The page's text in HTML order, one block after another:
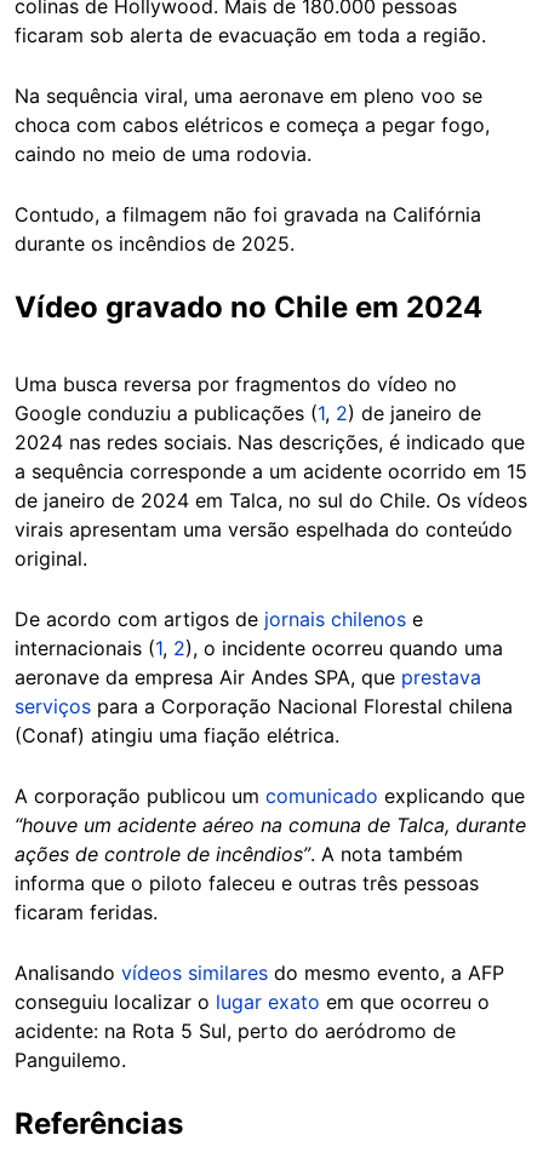
colinas de Hollywood. Mais de 180.000 pessoas
ficaram sob alerta de evacuação em toda a região.
Na sequência viral, uma aeronave em pleno voo se
choca com cabos elétricos e começa a pegar fogo,
caindo no meio de uma rodovia.
Contudo, a filmagem não foi gravada na Califórnia
durante os incêndios de 2025.
Vídeo gravado no Chile em 2024
Uma busca reversa por fragmentos do vídeo no
Google conduziu a publicações (1, 2) de janeiro de
2024 nas redes sociais. Nas descrições, é indicado que
a sequência corresponde a um acidente ocorrido em 15
de janeiro de 2024 em Talca, no sul do Chile. Os vídeos
virais apresentam uma versão espelhada do conteúdo
original.
De acordo com artigos de jornais chilenos e
internacionais (1, 2), o incidente ocorreu quando uma
aeronave da empresa Air Andes SPA, que prestava
serviços para a Corporação Nacional Florestal chilena
(Conaf) atingiu uma fiação elétrica.
A corporação publicou um comunicado explicando que
“houve um acidente aéreo na comuna de Talca, durante
ações de controle de incêndios”. A nota também
informa que o piloto faleceu e outras três pessoas
ficaram feridas.
Analisando vídeos similares do mesmo evento, a AFP
conseguiu localizar o lugar exato em que ocorreu o
acidente: na Rota 5 Sul, perto do aeródromo de
Panguilemo.
Referências